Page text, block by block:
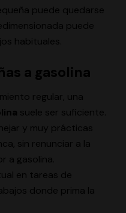
puede quedarse
puede
habituales.
a gasolina
regular, una
suele ser suficiente.
y muy prácticas
sin renunciar a la
a gasolina.
en tareas de
donde prima la